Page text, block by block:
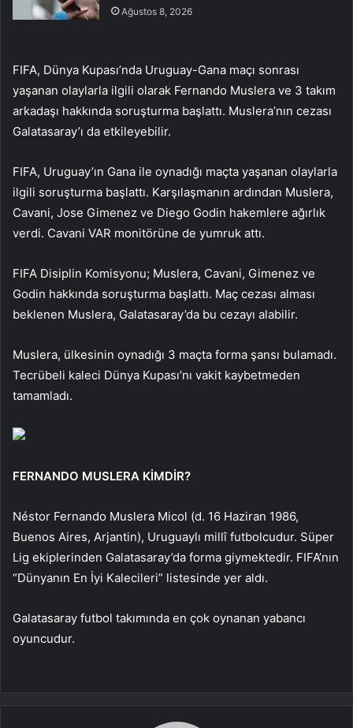
Ağustos 8, 2026
FIFA, Dünya Kupası’nda Uruguay-Gana maçı sonrası
yaşanan olaylarla ilgili olarak Fernando Muslera ve 3 takım
arkadaşı hakkında soruşturma başlattı. Muslera’nın cezası
Galatasaray’ı da etkileyebilir.
FIFA, Uruguay’ın Gana ile oynadığı maçta yaşanan olaylarla
ilgili soruşturma başlattı. Karşılaşmanın ardından Muslera,
Cavani, Jose Gimenez ve Diego Godin hakemlere ağırlık
verdi. Cavani VAR monitörüne de yumruk attı.
FIFA Disiplin Komisyonu; Muslera, Cavani, Gimenez ve
Godin hakkında soruşturma başlattı. Maç cezası alması
beklenen Muslera, Galatasaray’da bu cezayı alabilir.
Muslera, ülkesinin oynadığı 3 maçta forma şansı bulamadı.
Tecrübeli kaleci Dünya Kupası’nı vakit kaybetmeden
tamamladı.
FERNANDO MUSLERA KİMDİR?
Néstor Fernando Muslera Micol (d. 16 Haziran 1986,
Buenos Aires, Arjantin), Uruguaylı millî futbolcudur. Süper
Lig ekiplerinden Galatasaray’da forma giymektedir. FIFA’nın
“Dünyanın En İyi Kalecileri” listesinde yer aldı.
Galatasaray futbol takımında en çok oynanan yabancı
oyuncudur.